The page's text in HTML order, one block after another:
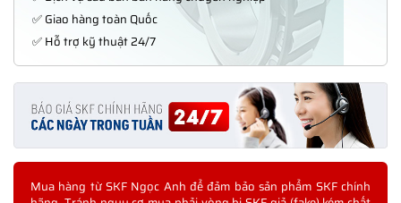
✅ Giao hàng toàn Quốc
✅ Hỗ trợ kỹ thuật 24/7
Mua hàng từ SKF Ngọc Anh để đảm bảo sản phẩm SKF chính